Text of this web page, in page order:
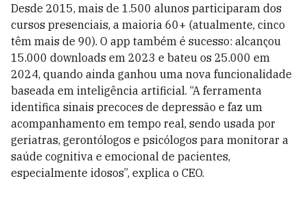
Desde 2015, mais de 1.500 alunos participaram dos
cursos presenciais, a maioria 60+ (atualmente, cinco
têm mais de 90). O app também é sucesso: alcançou
15.000 downloads em 2023 e bateu os 25.000 em
2024, quando ainda ganhou uma nova funcionalidade
baseada em inteligência artificial. “A ferramenta
identifica sinais precoces de depressão e faz um
acompanhamento em tempo real, sendo usada por
geriatras, gerontólogos e psicólogos para monitorar a
saúde cognitiva e emocional de pacientes,
especialmente idosos”, explica o CEO.